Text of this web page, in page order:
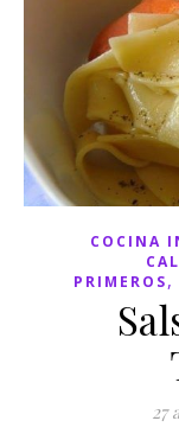
COCINA
PRIMEROS,
27